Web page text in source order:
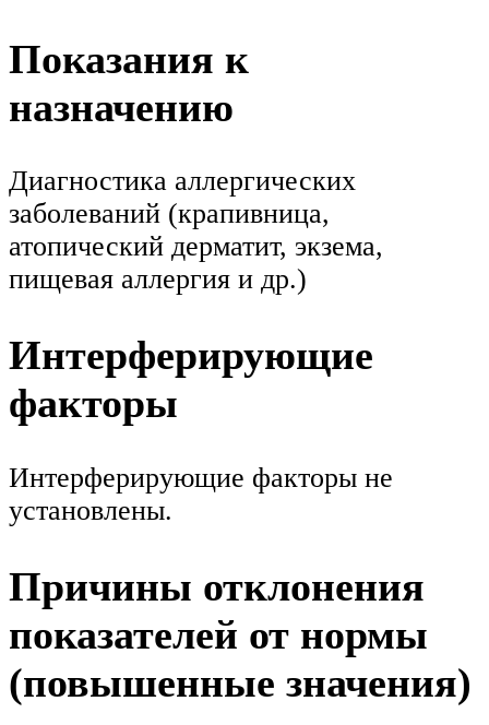
Показания к
назначению
Диагностика аллергических
заболеваний (крапивница,
атопический дерматит, экзема,
пищевая аллергия и др.)
Интерферирующие
факторы
Интерферирующие факторы не
установлены.
Причины отклонения
показателей от нормы
(повышенные значения)